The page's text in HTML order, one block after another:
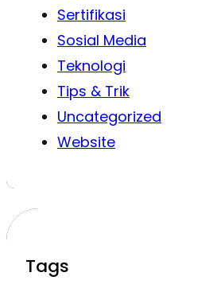
Sertifikasi
Sosial Media
Teknologi
Tips & Trik
Uncategorized
Website
Tags